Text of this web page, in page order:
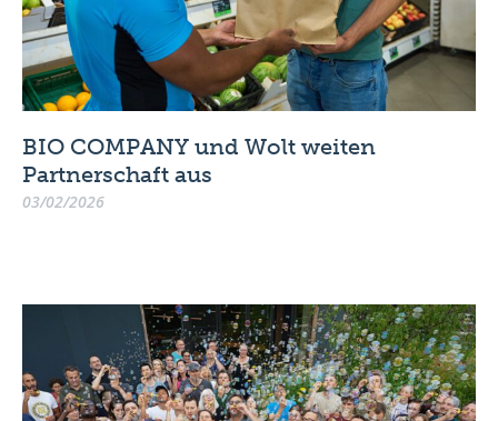
BIO COMPANY und Wolt weiten
Partnerschaft aus
03/02/2026